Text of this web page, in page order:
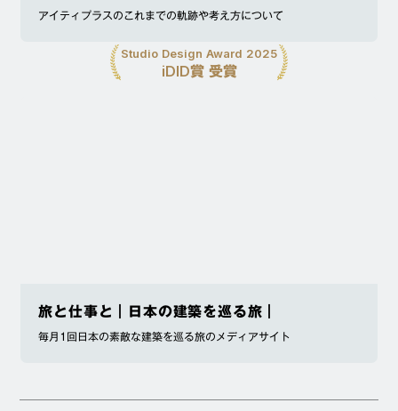
アイティプラスのこれまでの軌跡や考え方について
Studio Design Award 2025
iDID賞 受賞
旅と仕事と｜日本の建築を巡る旅｜
毎月1回日本の素敵な建築を巡る旅のメディアサイト